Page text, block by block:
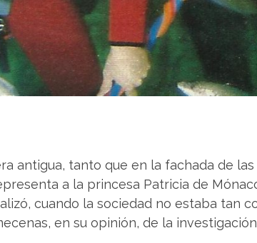
antigua, tanto que en la fachada de las
a la princesa Patricia de
cuando la sociedad no estaba tan
en su opinión, de la